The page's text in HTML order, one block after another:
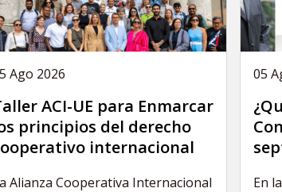
Ago 2026
ACI-UE para Enmarcar
principios del derecho
internacional
Alianza Cooperativa Internacional
05
En